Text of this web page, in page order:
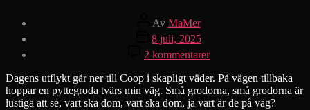
Inläggsförfattare
Av MaMer
Inläggsdatum
8 juli, 2025
2 kommentarertill
That
crooked
bird
Dagens utflykt går ner till Coop i skapligt väder. På vägen tillbaka
hoppar en pyttegroda tvärs min väg. Små grodorna, små grodorna är
lustiga att se, vart ska dom, vart ska dom, ja vart är de på väg?